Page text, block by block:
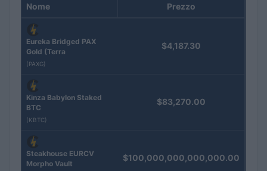
Nome Prezzo
Eureka Bridged PAX
Gold (Terra
(PAXG)
$4,187.30
Kinza Babylon Staked
BTC
(KBTC)
$83,270.00
Steakhouse EURCV
Morpho Vault
$100,000,000,000,000.00